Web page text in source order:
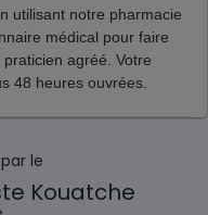
utilisant notre pharmacie
médical pour faire
agréé. Votre
48 heures ouvrées.
le
Kouatche